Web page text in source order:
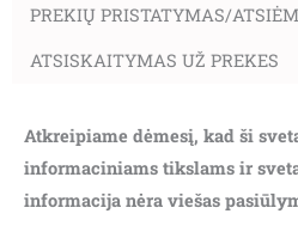
PREKIŲ PRISTATYMAS/
ATSISKAITYMAS UŽ PREKES
Atkreipiame dėmesį, kad ši
informaciniams tikslams ir
informacija nėra viešas